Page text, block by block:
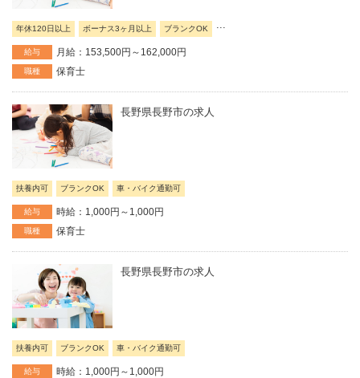
年休120日以上 ボーナス3ヶ月以上 ブランクOK
給与 月給：153,500円～162,000円
職種 保育士
長野県長野市の求人
扶養内可 ブランクOK 車・バイク通勤可
給与 時給：1,000円～1,000円
職種 保育士
長野県長野市の求人
扶養内可 ブランクOK 車・バイク通勤可
給与 時給：1,000円～1,000円